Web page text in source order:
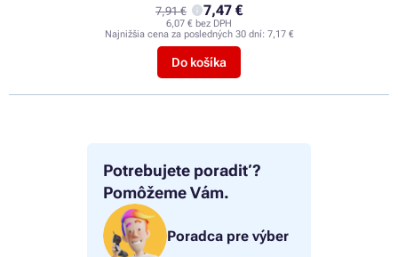
Potrebujete poradiť?
Pomôžeme Vám.
Poradca pre výber
7,91 € 7,47 €
6,07 € bez DPH
Najnižšia cena za posledných 30 dní: 7,17 €
Do košíka